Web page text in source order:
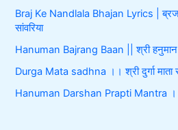
Braj Ke Nandlala Bhajan Lyrics | ब्रज
सांवरिया
Hanuman Bajrang Baan || श्री
Durga Mata sadhna ।। श्री दुर्गा माता
Hanuman Darshan Prapti Mantra ।।